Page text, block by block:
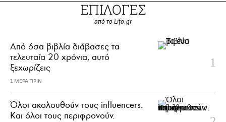
ΕΠΙΛΟΓΕΣ
από το Lifo.gr
Από όσα βιβλία διάβασες τα
τελευταία 20 χρόνια, αυτό
ξεχωρίζεις
1 ΜΕΡΑ ΠΡΙΝ
Όλοι ακολουθούν τους influencers.
Και όλοι τους περιφρονούν.